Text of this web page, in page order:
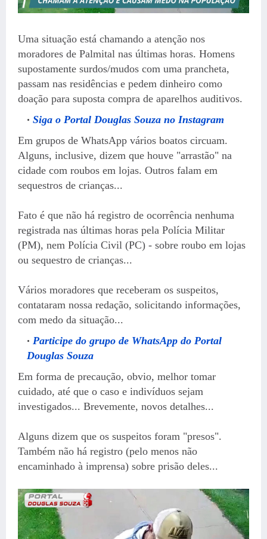
Uma situação está chamando a atenção nos
moradores de Palmital nas últimas horas. Homens
supostamente surdos/mudos com uma prancheta,
passam nas residências e pedem dinheiro como
doação para suposta compra de aparelhos auditivos.
Siga o Portal Douglas Souza no Instagram
Em grupos de WhatsApp vários boatos circuam.
Alguns, inclusive, dizem que houve "arrastão" na
cidade com roubos em lojas. Outros falam em
sequestros de crianças...
Fato é que não há registro de ocorrência nenhuma
registrada nas últimas horas pela Polícia Militar
(PM), nem Polícia Civil (PC) - sobre roubo em lojas
ou sequestro de crianças...
Vários moradores que receberam os suspeitos,
contataram nossa redação, solicitando informações,
com medo da situação...
Participe do grupo de WhatsApp do Portal
Douglas Souza
Em forma de precaução, obvio, melhor tomar
cuidado, até que o caso e indivíduos sejam
investigados... Brevemente, novos detalhes...
Alguns dizem que os suspeitos foram "presos".
Também não há registro (pelo menos não
encaminhado à imprensa) sobre prisão deles...